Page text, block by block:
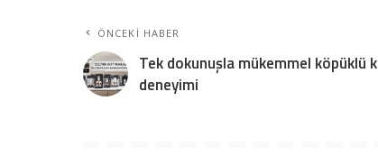
ÖNCEKI HABER
Tek dokunuşla mükemmel köpüklü
deneyimi